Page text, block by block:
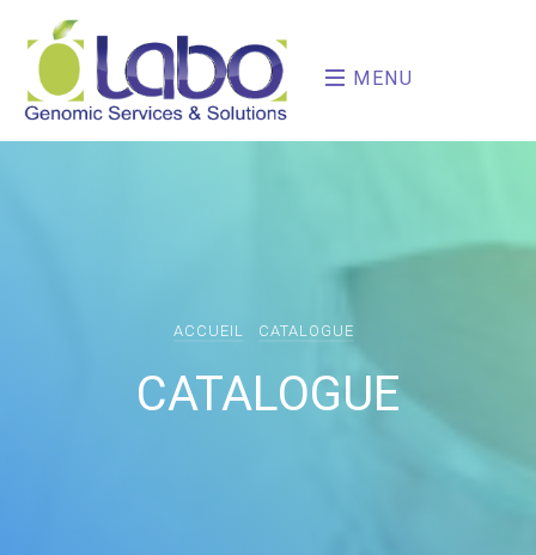
MENU
ACCUEIL CATALOGUE
CATALOGUE